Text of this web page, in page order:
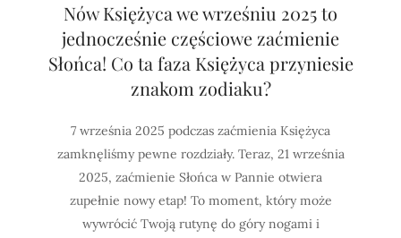
Nów Księżyca we wrześniu 2025 to
jednocześnie częściowe zaćmienie
Słońca! Co ta faza Księżyca przyniesie
znakom zodiaku?
7 września 2025 podczas zaćmienia Księżyca
zamknęliśmy pewne rozdziały. Teraz, 21 września
2025, zaćmienie Słońca w Pannie otwiera
zupełnie nowy etap! To moment, który może
wywrócić Twoją rutynę do góry nogami i